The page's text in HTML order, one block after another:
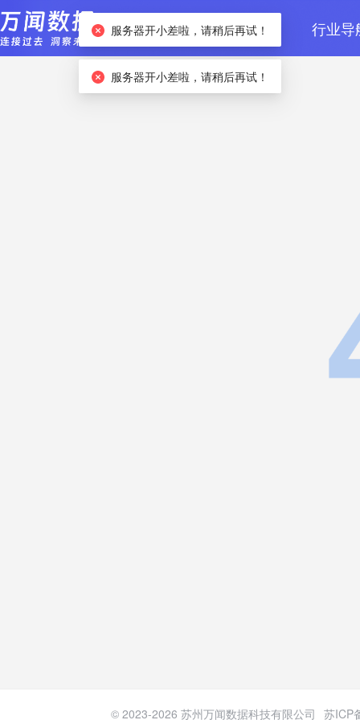
首页 数据检索 行业导
© 2023-2026 苏州万闻数据科技有限公司 苏ICP
服务器开小差啦，请稍后再试！
服务器开小差啦，请稍后再试！